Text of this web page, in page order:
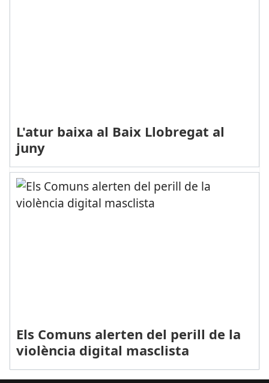
L'atur baixa al Baix Llobregat al
juny
Els Comuns alerten del perill de la
violència digital masclista